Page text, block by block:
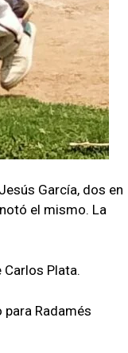
García, dos en
el mismo. La
Plata.
Radamés